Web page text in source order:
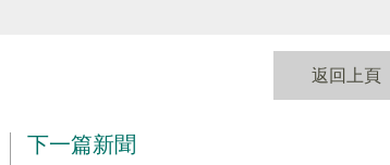
返回上頁
下一篇新聞